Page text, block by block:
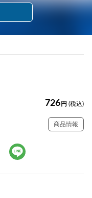
726 円 (税込)
商品情報